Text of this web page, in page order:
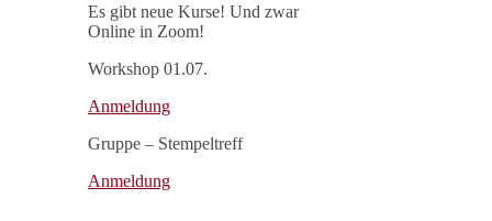
Es gibt neue Kurse! Und zwar
Online in Zoom!
Workshop 01.07.
Anmeldung
Gruppe – Stempeltreff
Anmeldung